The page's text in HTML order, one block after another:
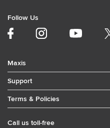
Follow Us
Maxis
Support
Terms & Policies
Call us toll-free